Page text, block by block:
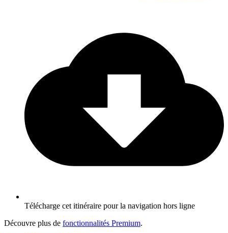
Télécharge cet itinéraire pour la navigation hors ligne
Découvre plus de fonctionnalités Premium.